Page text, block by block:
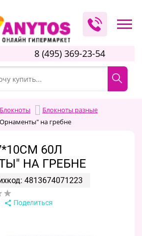
8 (495) 369-23-54
Блокноты
Блокноты разные
на гребне
60Л
НА ГРЕБНЕ
4813674071223
Поделиться